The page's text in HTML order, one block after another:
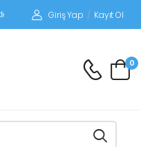
alıcı ödemeli gönderilir.
Giriş Yap / Kayıt Ol
0